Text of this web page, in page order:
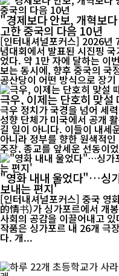
"경제보다 안보, 개혁보
고한 중국의 다음 10년
[인터내셔널포커스] 2026년
념대회에서 발표된 시진핑
었다. 약 1만 자에 달하는 이
보는 동시에, 향후 중국의 국
공산당이 어떤 방식으로 장
극우, 이제는 단호히 맞설
극우 정치가 국경을 넘어 세
성향 단체가 미국에서 공개
길 일이 아니다. 이들이 내세
아니라 정부를 향한 원색적
주장, 종교를 앞세운 선동이
"영화 내내 울었다"…싱
보내는 편지'
[인터내셔널포커스] 중국 영
的情书)가 싱가포르에서 개
사회의 공감을 이끌어내고 있다. 18일 현지 영화업계에 따
작품은 싱가포르 내 26개 극
다. 개...